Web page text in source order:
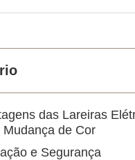
das Lareiras
Mudança de Cor
e Segurança